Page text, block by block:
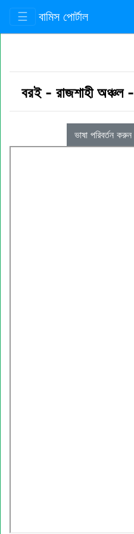
☰ বামিস পোর্টাল
বরই - রাজশাহী অঞ্চল-
ভাষা পরিবর্তন করুন